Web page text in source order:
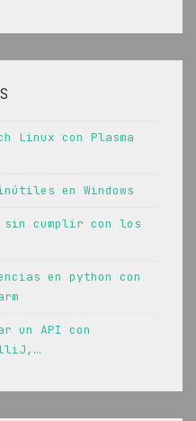
Linux con Plasma
en Windows
sin cumplir con los
en python con
un API con